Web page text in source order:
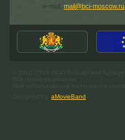
e-mail: mail@bci-moscow.ru
aMovieBand